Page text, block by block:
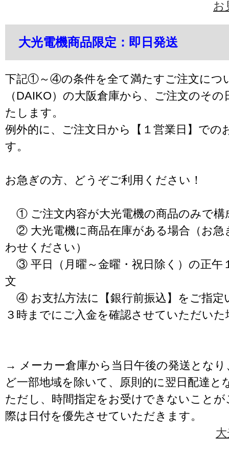
お
大光電機商品限定：即日発送
下記①～④の条件を全て満たすご注文につ
（DAIKO）の大阪倉庫から、ご注文のそ
たします。
例外的に、ご注文日から【１営業日】での
す。
お急ぎの方、どうぞご利用ください！
① ご注文内容が大光電機の商品のみで構
② 大光電機に商品在庫がある場合（お急
わせください）
③ 平日（月曜～金曜・祝日除く）の正午
文
④ お支払方法に【銀行前振込】をご指定
３時までにご入金を確認させていただいた
→ メーカー倉庫から当日午後の発送となり
ど一部地域を除いて、原則的に翌日配達と
ただし、時間指定をお受けできないこと
際は日付を優先させていただきます。